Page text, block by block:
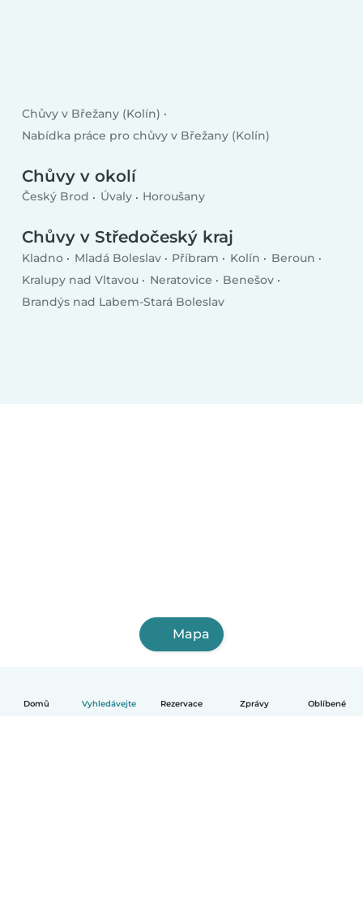
Domů Vyhledávejte Rezervace Zprávy Oblíbené
Chůvy v Břežany (Kolín)
Nabídka práce pro chůvy v Břežany (Kolín)
Chůvy v okolí
Český Brod Úvaly Horoušany
Chůvy v Středočeský kraj
Kladno Mladá Boleslav Příbram Kolín
Beroun
Kralupy nad Vltavou
Neratovice
Benešov
Brandýs nad Labem-Stará Boleslav
Mapa